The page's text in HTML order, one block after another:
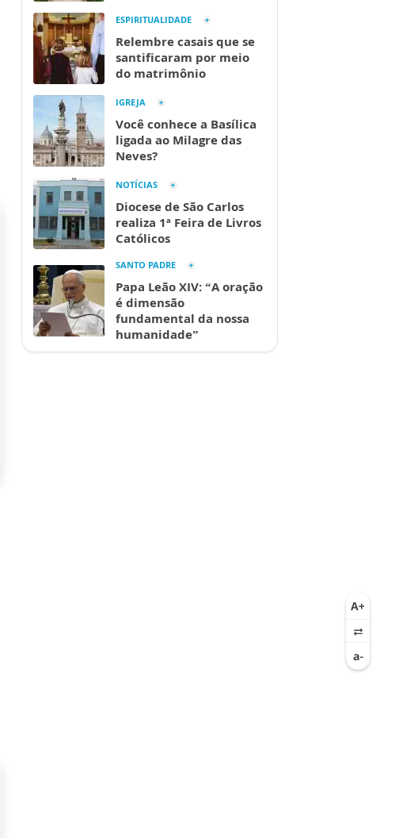
ESPIRITUALIDADE
Relembre casais que se
santificaram por meio
do matrimônio
IGREJA
Você conhece a Basílica
ligada ao Milagre das
Neves?
NOTÍCIAS
Diocese de São Carlos
realiza 1ª Feira de Livros
Católicos
SANTO PADRE
Papa Leão XIV: “A oração
é dimensão
fundamental da nossa
humanidade”